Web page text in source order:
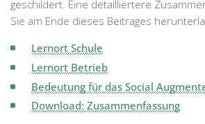
geschildert. Eine detailliertere
Sie am Ende dieses Beitrages
Lernort Schule
Lernort Betrieb
Bedeutung für das Social
Download: Zusammenfassung